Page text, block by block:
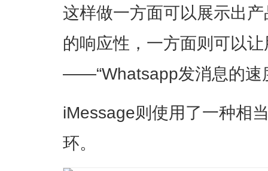
这样做一方面可以展示出
的响应性，一方面则可以
——“Whatsapp发消息的速
iMessage则使用了一种相
环。